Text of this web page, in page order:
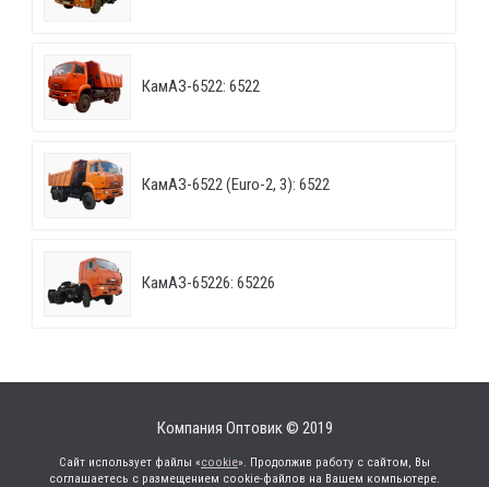
КамАЗ-6522: 6522
КамАЗ-6522 (Euro-2, 3): 6522
КамАЗ-65226: 65226
Компания Оптовик © 2019
Сайт использует файлы «cookie». Продолжив работу с сайтом, Вы
соглашаетесь с размещением cookie-файлов на Вашем компьютере.